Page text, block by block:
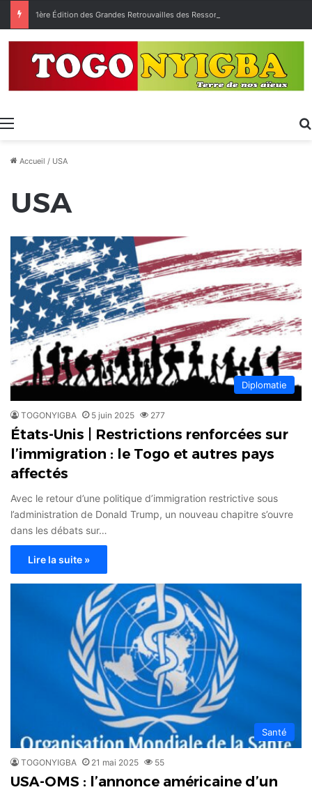
Menu
Accueil / USA
USA
Diplomatie
TOGONYIGBA 5 juin 2025 277
États-Unis | Restrictions renforcées sur
l’immigration : le Togo et autres pays
affectés
Avec le retour d’une politique d’immigration restrictive sous
l’administration de Donald Trump, un nouveau chapitre s’ouvre
dans les débats sur…
Lire la suite »
Santé
TOGONYIGBA 21 mai 2025 55
USA-OMS : l’annonce américaine d’un